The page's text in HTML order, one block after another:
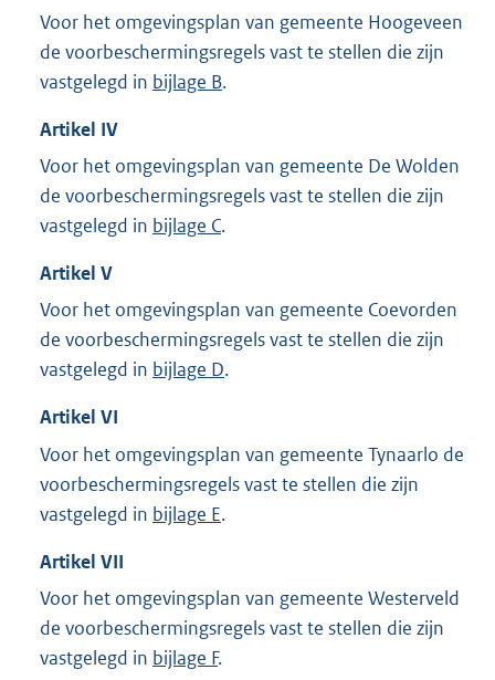
Voor het omgevingsplan van gemeente Hoogeveen
de voorbeschermingsregels vast te stellen die zijn
vastgelegd in bijlage B.
Artikel IV
Voor het omgevingsplan van gemeente De Wolden
de voorbeschermingsregels vast te stellen die zijn
vastgelegd in bijlage C.
Artikel V
Voor het omgevingsplan van gemeente Coevorden
de voorbeschermingsregels vast te stellen die zijn
vastgelegd in bijlage D.
Artikel VI
Voor het omgevingsplan van gemeente Tynaarlo de
voorbeschermingsregels vast te stellen die zijn
vastgelegd in bijlage E.
Artikel VII
Voor het omgevingsplan van gemeente Westerveld
de voorbeschermingsregels vast te stellen die zijn
vastgelegd in bijlage F.